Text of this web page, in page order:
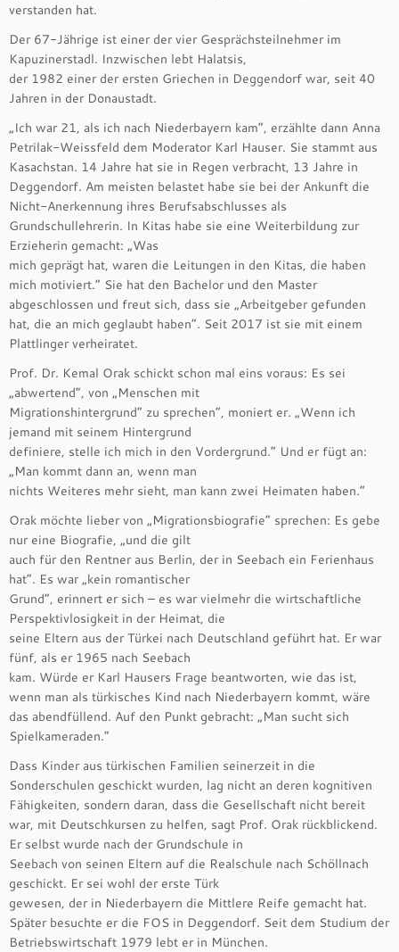
verstanden hat.
Der 67-Jährige ist einer der vier Gesprächsteilnehmer im
Kapuzinerstadl. Inzwischen lebt Halatsis,
der 1982 einer der ersten Griechen in Deggendorf war, seit 40
Jahren in der Donaustadt.
„Ich war 21, als ich nach Niederbayern kam“, erzählte dann Anna
Petrilak-Weissfeld dem Moderator Karl Hauser. Sie stammt aus
Kasachstan. 14 Jahre hat sie in Regen verbracht, 13 Jahre in
Deggendorf. Am meisten belastet habe sie bei der Ankunft die
Nicht-Anerkennung ihres Berufsabschlusses als
Grundschullehrerin. In Kitas habe sie eine Weiterbildung zur
Erzieherin gemacht: „Was
mich geprägt hat, waren die Leitungen in den Kitas, die haben
mich motiviert.“ Sie hat den Bachelor und den Master
abgeschlossen und freut sich, dass sie „Arbeitgeber gefunden
hat, die an mich geglaubt haben“. Seit 2017 ist sie mit einem
Plattlinger verheiratet.
Prof. Dr. Kemal Orak schickt schon mal eins voraus: Es sei
„abwertend“, von „Menschen mit
Migrationshintergrund“ zu sprechen“, moniert er. „Wenn ich
jemand mit seinem Hintergrund
definiere, stelle ich mich in den Vordergrund.“ Und er fügt an:
„Man kommt dann an, wenn man
nichts Weiteres mehr sieht, man kann zwei Heimaten haben.“
Orak möchte lieber von „Migrationsbiografie“ sprechen: Es gebe
nur eine Biografie, „und die gilt
auch für den Rentner aus Berlin, der in Seebach ein Ferienhaus
hat“. Es war „kein romantischer
Grund“, erinnert er sich – es war vielmehr die wirtschaftliche
Perspektivlosigkeit in der Heimat, die
seine Eltern aus der Türkei nach Deutschland geführt hat. Er war
fünf, als er 1965 nach Seebach
kam. Würde er Karl Hausers Frage beantworten, wie das ist,
wenn man als türkisches Kind nach Niederbayern kommt, wäre
das abendfüllend. Auf den Punkt gebracht: „Man sucht sich
Spielkameraden.“
Dass Kinder aus türkischen Familien seinerzeit in die
Sonderschulen geschickt wurden, lag nicht an deren kognitiven
Fähigkeiten, sondern daran, dass die Gesellschaft nicht bereit
war, mit Deutschkursen zu helfen, sagt Prof. Orak rückblickend.
Er selbst wurde nach der Grundschule in
Seebach von seinen Eltern auf die Realschule nach Schöllnach
geschickt. Er sei wohl der erste Türk
gewesen, der in Niederbayern die Mittlere Reife gemacht hat.
Später besuchte er die FOS in Deggendorf. Seit dem Studium der
Betriebswirtschaft 1979 lebt er in München.